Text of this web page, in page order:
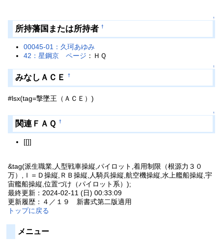
↑
所持藩国または所持者 †
00045-01：久珂あゆみ
42：星鋼京
ページ ：ＨＱ
↑
みなしＡＣＥ †
#lsx(tag=撃墜王（ＡＣＥ）)
↑
関連ＦＡＱ †
[[]]
&tag(派生職業,人型戦車操縦,パイロット,着用制限（根源力３０
万）,Ｉ＝Ｄ操縦,ＲＢ操縦,人騎兵操縦,航空機操縦,水上艦船操縦,宇
宙艦船操縦,位置づけ（パイロット系）);
最終更新：2024-02-11 (日) 00:33:09
更新履歴：４／１９ 新書式第二版適用
トップに戻る
メニュー